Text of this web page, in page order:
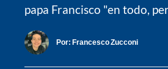
papa Francisco "en todo,
Por: Francesco Zucconi